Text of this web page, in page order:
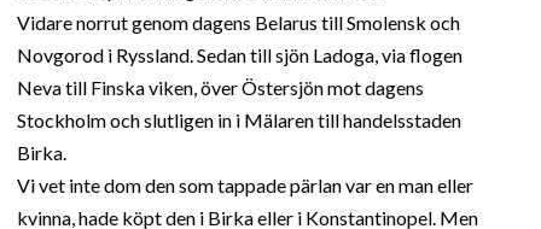
Vidare norrut genom dagens Belarus till Smolensk och
Novgorod i Ryssland. Sedan till sjön Ladoga, via flogen
Neva till Finska viken, över Östersjön mot dagens
Stockholm och slutligen in i Mälaren till handelsstaden
Birka.
Vi vet inte dom den som tappade pärlan var en man eller
kvinna, hade köpt den i Birka eller i Konstantinopel. Men